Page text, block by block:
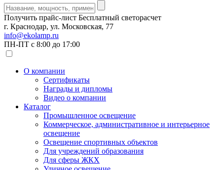
Получить прайс-лист Бесплатный светорасчет
г. Краснодар, ул. Московская, 77
info@ekolamp.ru
ПН-ПТ с 8:00 до 17:00
О компании
Сертификаты
Награды и дипломы
Видео о компании
Каталог
Промышленное освещение
Коммерческое, административное и интерьерное
освещение
Освещение спортивных объектов
Для учреждений образования
Для сферы ЖКХ